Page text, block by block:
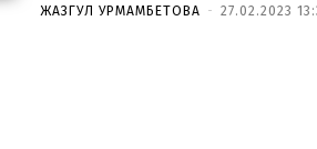
ЖАЗГУЛ УРМАМБЕТОВА - 27.02.2023